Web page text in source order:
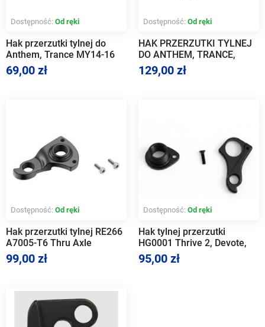
Dostępność: Od ręki
Hak przerzutki tylnej do
Anthem, Trance MY14-16
142x12mm
69,00 zł
Dostępność: Od ręki
HAK PRZERZUTKI TYLNEJ
DO ANTHEM, TRANCE,
PIQUE, HAIL MY17+, typ
Shimano/SRAM standard
129,00 zł
Dostępność: Od ręki
Hak przerzutki tylnej RE266
A7005-T6 Thru Axle
Ø12mm
99,00 zł
Dostępność: Od ręki
Hak tylnej przerzutki
HG0001 Thrive 2, Devote,
Defy Advanced, FastRoad,
TCR, TCX
95,00 zł